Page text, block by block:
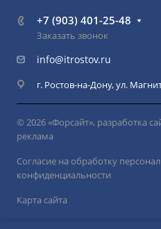
+7 (903) 401-25-48
Заказать звонок
info@itrostov.ru
г. Ростов-на-Дону, ул.
© 2026 «Форсайт», разработка
реклама
Согласие на обработку
конфиденциальности
Карта сайта